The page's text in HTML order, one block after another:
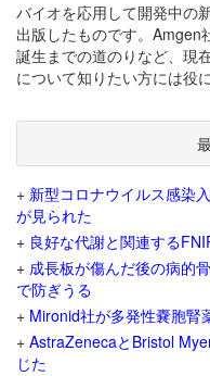
バイオを応用して開発中の
出版したものです。Amgen
誕生までの道のりなど、現
について知りたい方には役
+ 新型コロナウイルス感染
が見られた
+ 良好な代謝と関連する
+ 成長板が傷んだ後の病的
で防ぎうる
+ Mironid社が多発性嚢胞腎
+ AstraZenecaとBristol
じた